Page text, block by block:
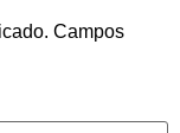
Campos